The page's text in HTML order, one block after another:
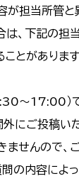
が担当所管と
は、下記の担
ことがありま
〜17:00）
外にご投稿い
ませんので、
問の内容によ